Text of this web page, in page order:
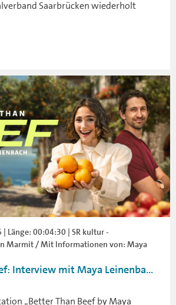
Saarbrücken wiederholt
Länge: 00:04:30 | SR kultur -
Marmit / Mit Informationen von: Maya
Interview mit Maya Leinenba...
„Better Than Beef by Maya